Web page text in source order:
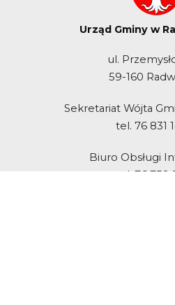
Urząd Gminy w
ul.
59-160
Sekretariat Wójta
tel. 76 831
Biuro Obsługi
tel. 76 759